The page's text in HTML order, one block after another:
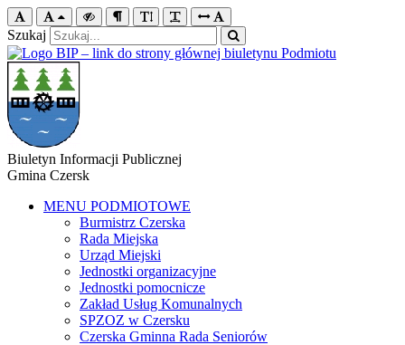
Szukaj
Biuletyn Informacji Publicznej
Gmina Czersk
MENU PODMIOTOWE
Burmistrz Czerska
Rada Miejska
Urząd Miejski
Jednostki organizacyjne
Jednostki pomocnicze
Zakład Usług Komunalnych
SPZOZ w Czersku
Czerska Gminna Rada Seniorów